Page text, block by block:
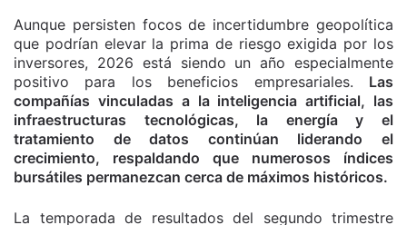
Aunque persisten focos de incertidumbre geopolítica
que podrían elevar la prima de riesgo exigida por los
inversores, 2026 está siendo un año especialmente
positivo para los beneficios empresariales. Las
compañías vinculadas a la inteligencia artificial, las
infraestructuras tecnológicas, la energía y el
tratamiento de datos continúan liderando el
crecimiento, respaldando que numerosos índices
bursátiles permanezcan cerca de máximos históricos.
La temporada de resultados del segundo trimestre